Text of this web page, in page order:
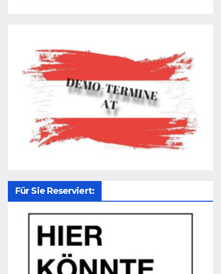
Für Sie Reserviert: